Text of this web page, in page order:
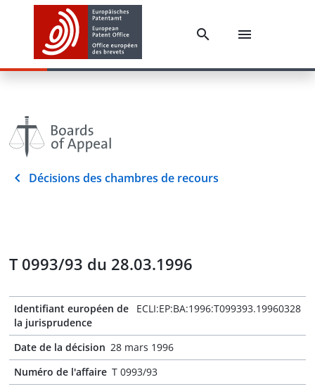
Décisions des chambres de recours
T 0993/93 du 28.03.1996
Identifiant européen de
la jurisprudence
ECLI:EP:BA:1996:T099393.19960328
Date de la décision 28 mars 1996
Numéro de l'affaire T 0993/93